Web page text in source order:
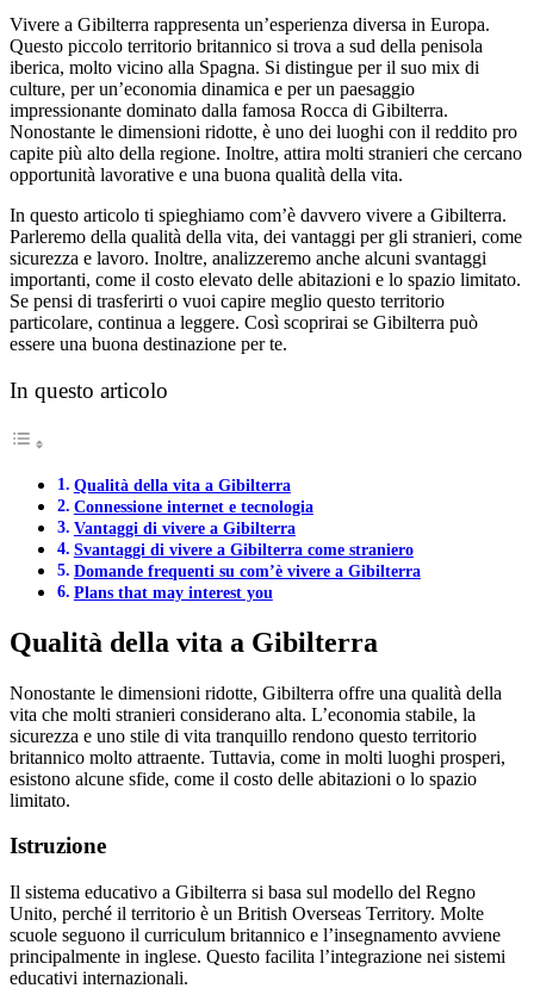
Vivere a Gibilterra rappresenta un’esperienza diversa in Europa.
Questo piccolo territorio britannico si trova a sud della penisola
iberica, molto vicino alla Spagna. Si distingue per il suo mix di
culture, per un’economia dinamica e per un paesaggio
impressionante dominato dalla famosa Rocca di Gibilterra.
Nonostante le dimensioni ridotte, è uno dei luoghi con il reddito pro
capite più alto della regione. Inoltre, attira molti stranieri che cercano
opportunità lavorative e una buona qualità della vita.
In questo articolo ti spieghiamo com’è davvero vivere a Gibilterra.
Parleremo della qualità della vita, dei vantaggi per gli stranieri, come
sicurezza e lavoro. Inoltre, analizzeremo anche alcuni svantaggi
importanti, come il costo elevato delle abitazioni e lo spazio limitato.
Se pensi di trasferirti o vuoi capire meglio questo territorio
particolare, continua a leggere. Così scoprirai se Gibilterra può
essere una buona destinazione per te.
In questo articolo
Qualità della vita a Gibilterra
Connessione internet e tecnologia
Vantaggi di vivere a Gibilterra
Svantaggi di vivere a Gibilterra come straniero
Domande frequenti su com’è vivere a Gibilterra
Plans that may interest you
Qualità della vita a Gibilterra
Nonostante le dimensioni ridotte, Gibilterra offre una qualità della
vita che molti stranieri considerano alta. L’economia stabile, la
sicurezza e uno stile di vita tranquillo rendono questo territorio
britannico molto attraente. Tuttavia, come in molti luoghi prosperi,
esistono alcune sfide, come il costo delle abitazioni o lo spazio
limitato.
Istruzione
Il sistema educativo a Gibilterra si basa sul modello del Regno
Unito, perché il territorio è un British Overseas Territory. Molte
scuole seguono il curriculum britannico e l’insegnamento avviene
principalmente in inglese. Questo facilita l’integrazione nei sistemi
educativi internazionali.